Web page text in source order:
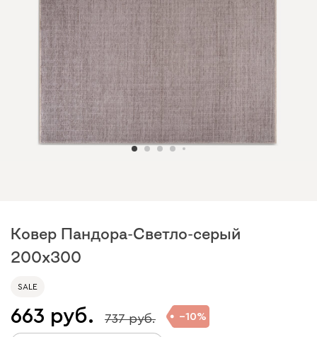
Ковер Пандора-Светло-серый
200x300
SALE
663 737 10